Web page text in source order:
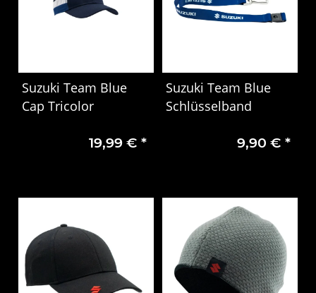
Suzuki Team Blue
Cap Tricolor
19,99 € *
Suzuki Team Blue
Schlüsselband
9,90 €*